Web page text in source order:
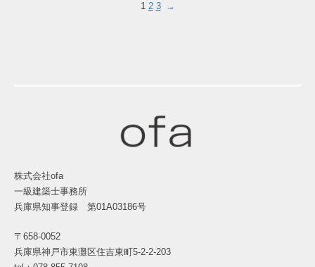
1 2 3 →
株式会社ofa
一級建築士事務所
兵庫県知事登録 第01A03186号
〒658-0052
兵庫県神戸市東灘区住吉東町5-2-2-203